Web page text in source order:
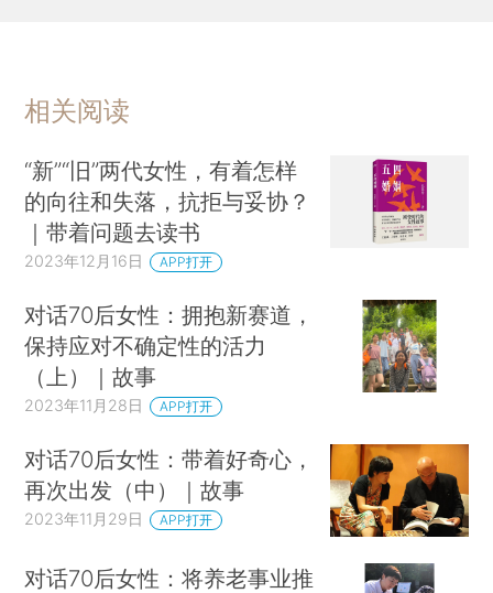
相关阅读
“新”“旧”两代女性，有着怎样
的向往和失落，抗拒与妥协？
｜带着问题去读书
2023年12月16日 APP打开
对话70后女性：拥抱新赛道，
保持应对不确定性的活力
（上）｜故事
2023年11月28日 APP打开
对话70后女性：带着好奇心，
再次出发（中）｜故事
2023年11月29日 APP打开
对话70后女性：将养老事业推